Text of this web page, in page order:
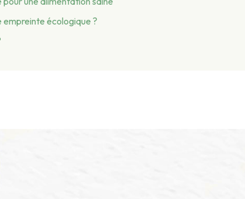
écologique ?